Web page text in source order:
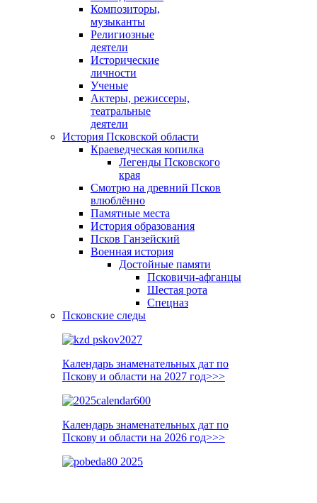
Композиторы,
музыканты
Религиозные
деятели
Исторические
личности
Ученые
Актеры, режиссеры,
театральные
деятели
История Псковской области
Краеведческая копилка
Легенды Псковского
края
Смотрю на древний Псков
влюблённо
Памятные места
История образования
Псков Ганзейский
Военная история
Достойные памяти
Псковичи-афганцы
Шестая рота
Спецназ
Псковские следы
Календарь знаменательных дат по
Пскову и области на 2027 год>>>
Календарь знаменательных дат по
Пскову и области на 2026 год>>>